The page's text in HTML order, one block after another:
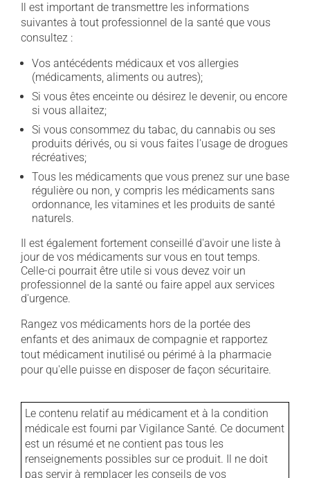
Il est important de transmettre les informations
suivantes à tout professionnel de la santé que vous
consultez :
Vos antécédents médicaux et vos allergies
(médicaments, aliments ou autres);
Si vous êtes enceinte ou désirez le devenir, ou encore
si vous allaitez;
Si vous consommez du tabac, du cannabis ou ses
produits dérivés, ou si vous faites l'usage de drogues
récréatives;
Tous les médicaments que vous prenez sur une base
régulière ou non, y compris les médicaments sans
ordonnance, les vitamines et les produits de santé
naturels.
Il est également fortement conseillé d'avoir une liste à
jour de vos médicaments sur vous en tout temps.
Celle-ci pourrait être utile si vous devez voir un
professionnel de la santé ou faire appel aux services
d'urgence.
Rangez vos médicaments hors de la portée des
enfants et des animaux de compagnie et rapportez
tout médicament inutilisé ou périmé à la pharmacie
pour qu'elle puisse en disposer de façon sécuritaire.
Le contenu relatif au médicament et à la condition
médicale est fourni par Vigilance Santé. Ce document
est un résumé et ne contient pas tous les
renseignements possibles sur ce produit. Il ne doit
pas servir à remplacer les conseils de vos